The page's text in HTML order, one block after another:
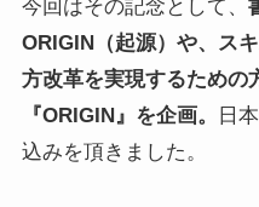
今回はその記念として、
ORIGIN（起源）や、ス
方改革を実現するための
『ORIGIN』を企画。
日
込みを頂きました。